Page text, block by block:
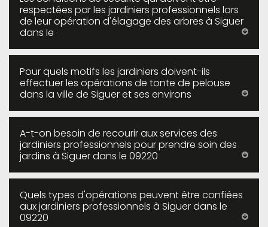
respectées par les jardiniers professionnels lors
de leur opération d'élagage des arbres à Siguer
dans le
Pour quels motifs les jardiniers doivent-ils
effectuer les opérations de tonte de pelouse
dans la ville de Siguer et ses environs
A-t-on besoin de recourir aux services des
jardiniers professionnels pour prendre soin des
jardins à Siguer dans le 09220
Quels types d'opérations peuvent être confiées
aux jardiniers professionnels à Siguer dans le
09220